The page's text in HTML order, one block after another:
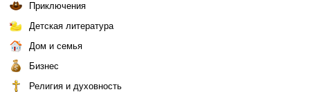
Приключения
Детская литература
Дом и семья
Бизнес
Религия и духовность